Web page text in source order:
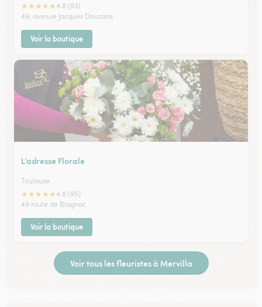
★★★★★4.8 (93)
49, avenue Jacques Douzans
Voir la boutique
L’adresse Florale
Toulouse
★★★★★4.8 (95)
49 route de Blagnac
Voir la boutique
Voir tous les fleuristes à Mervilla